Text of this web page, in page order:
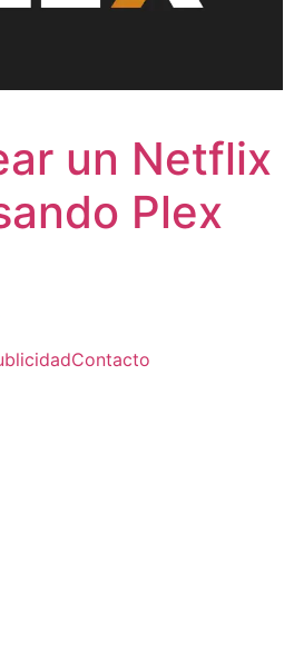
un Netflix
Plex
Contacto